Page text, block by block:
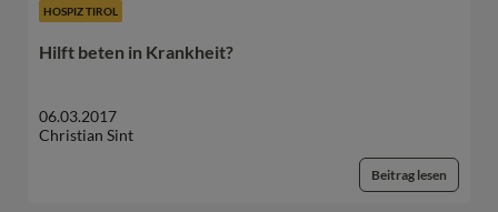
HOSPIZ TIROL
Hilft beten in Krankheit?
06.03.2017
Christian Sint
Beitrag lesen